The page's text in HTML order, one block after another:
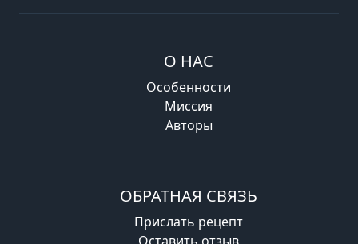
О НАС
Особенности
Миссия
Авторы
ОБРАТНАЯ СВЯЗЬ
Прислать рецепт